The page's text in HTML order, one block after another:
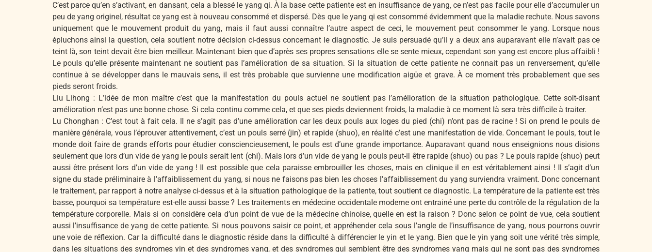
C’est parce qu’en s’activant, en dansant, cela a blessé le yang qi. À la base cette patiente est en insuffisance de yang, ce n’est pas facile pour elle d’accumuler un
peu de yang originel, résultat ce yang est à nouveau consommé et dispersé. Dès que le yang qi est consommé évidemment que la maladie rechute. Nous savons
uniquement que le mouvement produit du yang, mais il faut aussi connaître l’autre aspect de ceci, le mouvement peut consommer le yang. Lorsque nous
épluchons ainsi la question, cela soutient notre décision ci-dessus concernant le diagnostic. Je suis persuadé qu’il y a deux ans auparavant elle n’avait pas ce
teint là, son teint devait être bien meilleur. Maintenant bien que d’après ses propres sensations elle se sente mieux, cependant son yang est encore plus affaibli !
Le pouls qu’elle présente maintenant ne soutient pas l’amélioration de sa situation. Si la situation de cette patiente ne connait pas un renversement, qu’elle
continue à se développer dans le mauvais sens, il est très probable que survienne une modification aigüe et grave. À ce moment très probablement que ses
pieds seront froids.
Liu Lihong : L’idée de mon maître c’est que la manifestation du pouls actuel ne soutient pas l’amélioration de la situation pathologique. Cette soit-disant
amélioration n’est pas une bonne chose. Si cela continu comme cela, et que ses pieds deviennent froids, la maladie à ce moment là sera très difficile à traiter.
Lu Chonghan : C’est tout à fait cela. Il ne s’agit pas d’une amélioration car les deux pouls aux loges du pied (chi) n’ont pas de racine ! Si on prend le pouls de
manière générale, vous l’éprouver attentivement, c’est un pouls serré (jin) et rapide (shuo), en réalité c’est une manifestation de vide. Concernant le pouls, tout le
monde doit faire de grands efforts pour étudier consciencieusement, le pouls est d’une grande importance. Auparavant quand nous enseignions nous disions
seulement que lors d’un vide de yang le pouls serait lent (chi). Mais lors d’un vide de yang le pouls peut-il être rapide (shuo) ou pas ? Le pouls rapide (shuo) peut
aussi être présent lors d’un vide de yang ! Il est possible que cela paraisse embrouiller les choses, mais en clinique il en est véritablement ainsi ! Il s’agit d’un
signe du stade préliminaire à l’affaiblissement du yang, si nous ne faisons pas bien les choses l’affaiblissement du yang surviendra vraiment. Donc concernant
le traitement, par rapport à notre analyse ci-dessus et à la situation pathologique de la patiente, tout soutient ce diagnostic. La température de la patiente est très
basse, pourquoi sa température est-elle aussi basse ? Les traitements en médecine occidentale moderne ont entrainé une perte du contrôle de la régulation de la
température corporelle. Mais si on considère cela d’un point de vue de la médecine chinoise, quelle en est la raison ? Donc selon ce point de vue, cela soutient
aussi l’insuffisance de yang de cette patiente. Si nous pouvons saisir ce point, et appréhender cela sous l’angle de l’insuffisance de yang, nous pourrons ouvrir
une voie de réflexion. Car la difficulté dans le diagnostic réside dans la difficulté à différencier le yin et le yang. Bien que le yin yang soit une vérité très simple,
dans les situations des syndromes yin et des syndromes yang, et des syndromes qui semblent être des syndromes yang mais qui ne sont pas des syndromes